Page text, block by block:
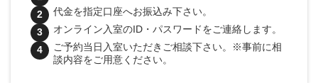
代金を指定口座へお振込み下さい。
オンライン入室のID・パスワードをご連絡します。
ご予約当日入室いただきご相談下さい。※事前に相
談内容をご用意ください。